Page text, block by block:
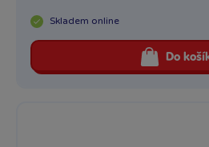
Skladem online
Do